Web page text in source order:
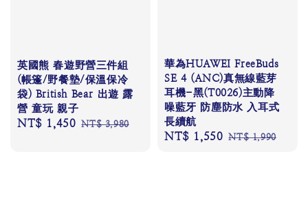
英國熊 春遊野營三件組
(帳篷/野餐墊/保溫保冷
袋) British Bear 出遊 露
營 童玩 親子
Sale
NT$ 1,450 Regular
NT$ 3,980
華為HUAWEI FreeBuds
SE 4 (ANC)真無線藍芽
耳機-黑(T0026)主動降
噪藍牙 防塵防水 入耳式
長續航
Sale
NT$ 1,550 Regular
NT$ 1,990